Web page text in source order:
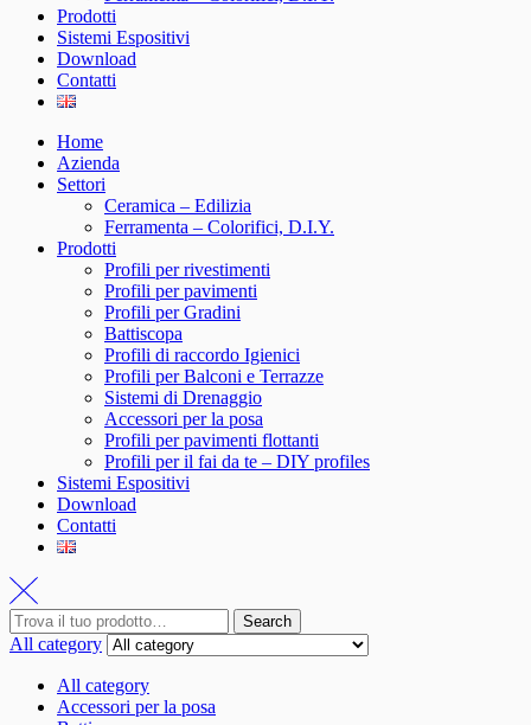
Prodotti
Sistemi Espositivi
Download
Contatti
Home
Azienda
Settori
Ceramica – Edilizia
Ferramenta – Colorifici, D.I.Y.
Prodotti
Profili per rivestimenti
Profili per pavimenti
Profili per Gradini
Battiscopa
Profili di raccordo Igienici
Profili per Balconi e Terrazze
Sistemi di Drenaggio
Accessori per la posa
Profili per pavimenti flottanti
Profili per il fai da te – DIY profiles
Sistemi Espositivi
Download
Contatti
Search
All category
All category
Accessori per la posa